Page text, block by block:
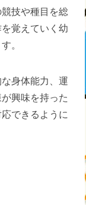
技や種目を総
覚えていく幼
。
身体能力、運
興味を持った
できるように